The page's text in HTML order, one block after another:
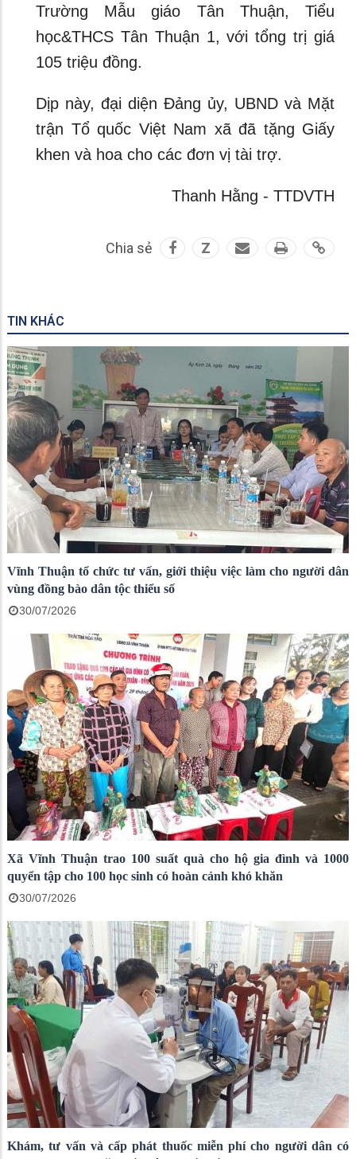
Trường Mẫu giáo Tân Thuận, Tiểu
học&THCS Tân Thuận 1, với tổng trị giá
105 triệu đồng.
Dịp này, đại diện Đảng ủy, UBND và Mặt
trận Tổ quốc Việt Nam xã đã tặng Giấy
khen và hoa cho các đơn vị tài trợ.
Thanh Hằng - TTDVTH
Chia sẻ Z
TIN KHÁC
Vĩnh Thuận tổ chức tư vấn, giới thiệu việc làm cho người dân
vùng đồng bào dân tộc thiểu số
30/07/2026
Xã Vĩnh Thuận trao 100 suất quà cho hộ gia đình và 1000
quyển tập cho 100 học sinh có hoàn cảnh khó khăn
30/07/2026
Khám, tư vấn và cấp phát thuốc miễn phí cho người dân có